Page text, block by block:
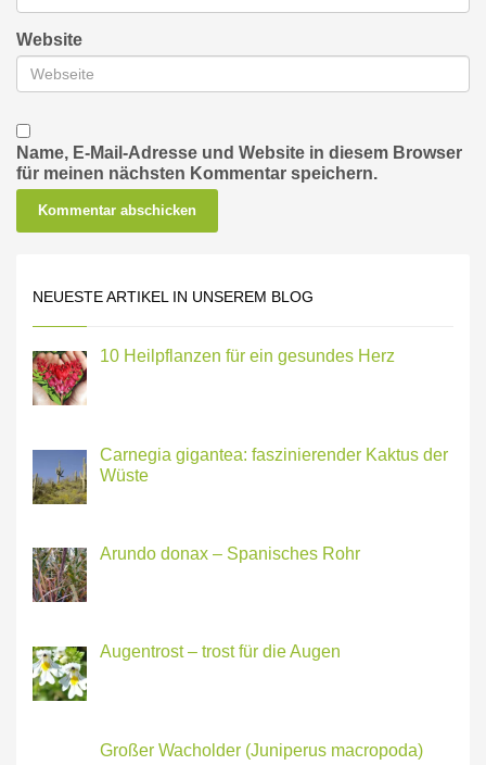
Website
Name, E-Mail-Adresse und Website in diesem Browser
für meinen nächsten Kommentar speichern.
NEUESTE ARTIKEL IN UNSEREM BLOG
10 Heilpflanzen für ein gesundes Herz
Carnegia gigantea: faszinierender Kaktus der
Wüste
Arundo donax – Spanisches Rohr
Augentrost – trost für die Augen
Großer Wacholder (Juniperus macropoda)